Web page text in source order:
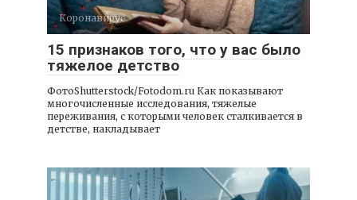
Коронавирус
15 признаков того, что у вас было
тяжелое детство
ФотоShutterstock/Fotodom.ru Как показывают
многочисленные исследования, тяжелые
переживания, с которыми человек сталкивается в
детстве, накладывает